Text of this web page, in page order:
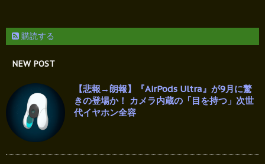
購読する
NEW POST
【悲報→朗報】『AirPods Ultra』が9月に驚
きの登場か！ カメラ内蔵の「目を持つ」次世
代イヤホン全容